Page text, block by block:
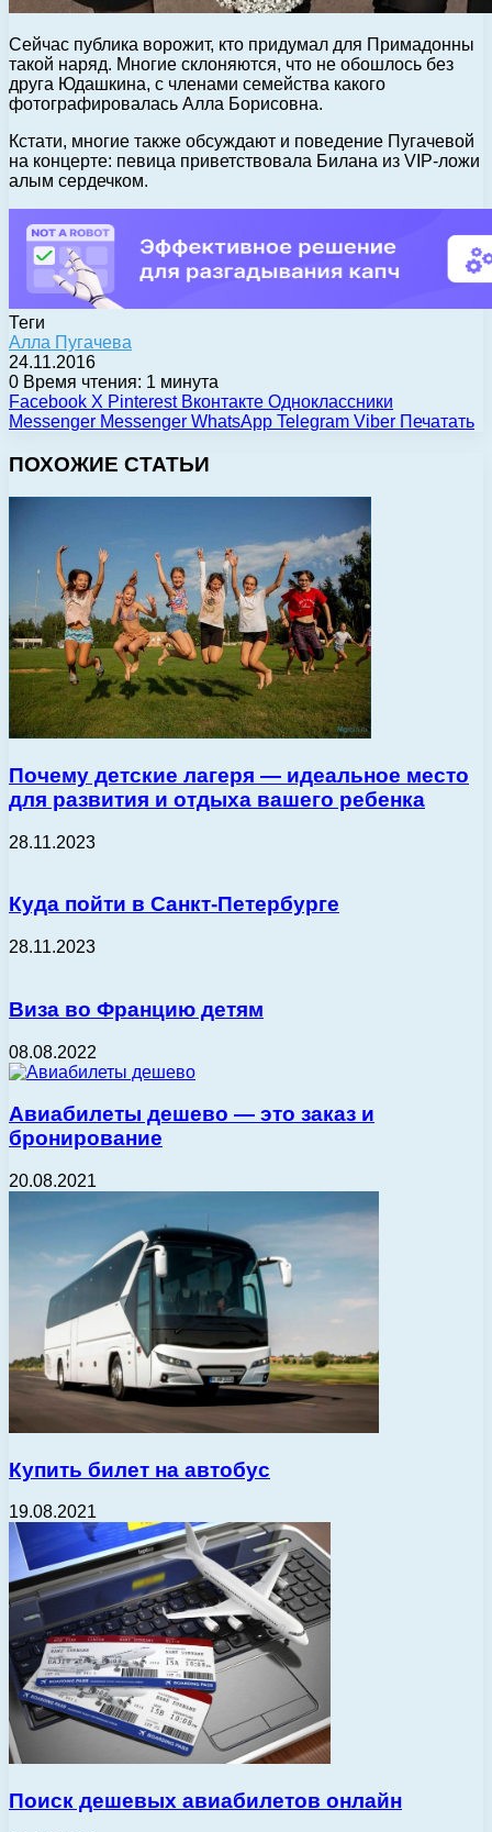
Сейчас публика ворожит, кто придумал для Примадонны
такой наряд. Многие склоняются, что не обошлось без
друга Юдашкина, с членами семейства какого
фотографировалась Алла Борисовна.
Кстати, многие также обсуждают и поведение Пугачевой
на концерте: певица приветствовала Билана из VIP-ложи
алым сердечком.
Теги
Алла Пугачева
24.11.2016
0 Время чтения: 1 минута
Facebook X Pinterest Вконтакте Одноклассники
Messenger Messenger WhatsApp Telegram Viber Печатать
ПОХОЖИЕ СТАТЬИ
Почему детские лагеря — идеальное место
для развития и отдыха вашего ребенка
28.11.2023
Куда пойти в Санкт-Петербурге
28.11.2023
Виза во Францию детям
08.08.2022
Авиабилеты дешево — это заказ и
бронирование
20.08.2021
Купить билет на автобус
19.08.2021
Поиск дешевых авиабилетов онлайн